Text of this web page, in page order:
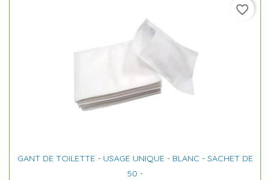
GANT DE TOILETTE - USAGE UNIQUE - BLANC - SACHET DE
50 -
favorite_border